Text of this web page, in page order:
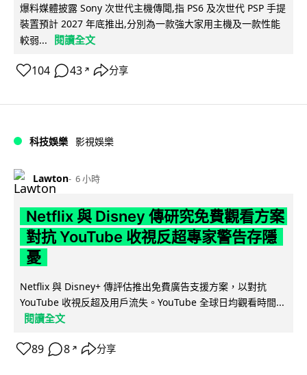
爆料媒體披露 Sony 次世代主機傳聞,指 PS6 及次世代 PSP 手提
裝置預計 2027 年底推出,分別為一款強大家用主機及一款性能
較弱...
閱讀全文
104 43 ↗ 分享
科技娛樂 影視娛樂
Lawton 6 小時
Netflix 與 Disney 傳研究免費觀看方案
對抗 YouTube 收視反超專家警告存隱
憂
Netflix 與 Disney+ 傳評估推出免費廣告支援方案，以對抗
YouTube 收視反超及用戶流失。YouTube 全球日均觀看時間...
閱讀全文
89 8 ↗ 分享